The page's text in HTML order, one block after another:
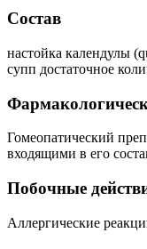
Состав
настойка календулы
супп достаточное
Гомеопатический
входящими в его
Побочные
Аллергические